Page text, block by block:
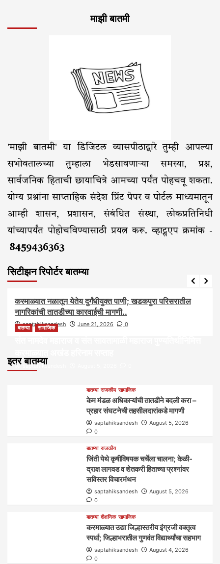
माझी बातमी
'माझी बातमी' या डिजिटल व्यासपीठाद्वारे तुम्ही आपल्या
सभोवतालच्या तुम्हाला भेडसावणाऱ्या समस्या, प्रश्न,
सार्वजनिक हिताची छायाचित्रे आमच्या पर्यंत पोहचवू शकता.
योग्य प्रश्नांना साप्ताहिक संदेश प्रिंट पेपर व पोर्टल माध्यमातून
आम्ही शासन, प्रशासन, संबंधित संस्था, लोकप्रतिनिधी
यांच्यापर्यंत पोहोचविण्यासाठी प्रयत्न करू. व्हाट्सएप क्रमांक -
8459436363
सिटीझन रिपोर्टर बातम्या
आरोग्य आवाज जनतेचा बातम्या
करमाळ्यात नळातून येतेय दुर्गंधीयुक्त पाणी; खडकपुरा परिसरातील
नागरिकांची तातडीच्या कारवाईची मागणी..
saptahiksandesh June 21, 2026 0
इतर बातम्या
बातम्या सामाजिक
saptahiksandesh
बातम्या राजकीय सामाजिक
केम मंडळ अधिकाऱ्यांची तातडीने बदली करा –
प्रहार संघटनेची तहसीलदारांकडे मागणी
saptahiksandesh
August 5, 2026
0
बातम्या राजकीय
जिंती येथे कृषीविषयक चर्चेला चालना; केळी-
द्राक्ष लागवड व शेतकरी हिताच्या प्रश्नांवर
सविस्तर विचारमंथन
saptahiksandesh
August 5, 2026
0
बातम्या शैक्षणिक सामाजिक
करमाळ्यात उद्या जिल्हास्तरीय इंग्रजी वक्तृत्व
स्पर्धा; जिल्हाभरातील गुणवंत विद्यार्थ्यांचा सहभाग
saptahiksandesh
August 4, 2026
0